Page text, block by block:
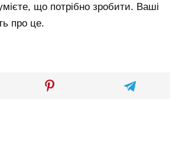
що потрібно зробити. Ваші
про це.